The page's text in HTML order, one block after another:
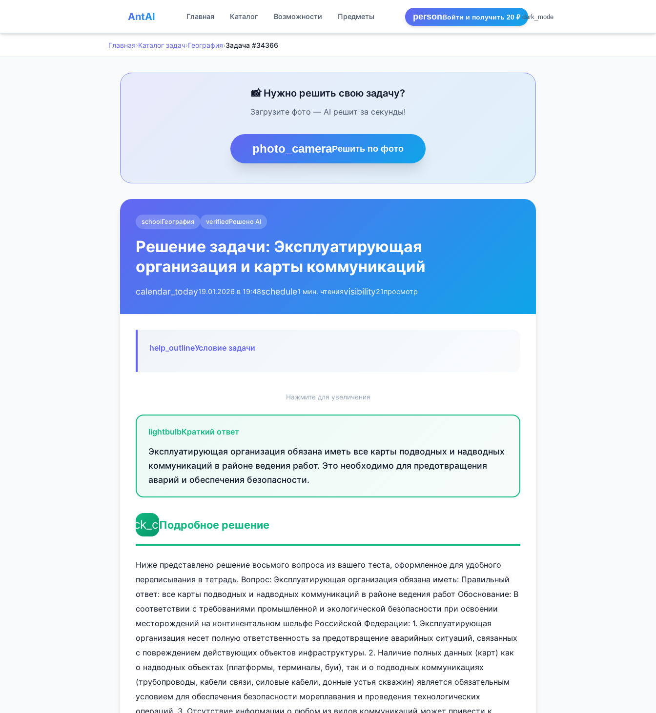
AntAI Главная Каталог Возможности Предметы personВойти и получить 20 ₽ dark_mode
Главная›Каталог задач›География›Задача #34366
📸 Нужно решить свою задачу?
Загрузите фото — AI решит за секунды!
photo_cameraРешить по фото
schoolГеография verifiedРешено AI
Решение задачи: Эксплуатирующая
организация и карты коммуникаций
calendar_today19.01.2026 в 19:48schedule1 мин. чтенияvisibility21просмотр
help_outlineУсловие задачи
Нажмите для увеличения
lightbulbКраткий ответ
Эксплуатирующая организация обязана иметь все карты подводных и надводных
коммуникаций в районе ведения работ. Это необходимо для предотвращения
аварий и обеспечения безопасности.
check_circleПодробное решение
Ниже представлено решение восьмого вопроса из вашего теста, оформленное для удобного
переписывания в тетрадь. Вопрос: Эксплуатирующая организация обязана иметь: Правильный
ответ: все карты подводных и надводных коммуникаций в районе ведения работ Обоснование: В
соответствии с требованиями промышленной и экологической безопасности при освоении
месторождений на континентальном шельфе Российской Федерации: 1. Эксплуатирующая
организация несет полную ответственность за предотвращение аварийных ситуаций, связанных
с повреждением действующих объектов инфраструктуры. 2. Наличие полных данных (карт) как
о надводных объектах (платформы, терминалы, буи), так и о подводных коммуникациях
(трубопроводы, кабели связи, силовые кабели, донные устья скважин) является обязательным
условием для обеспечения безопасности мореплавания и проведения технологических
операций. 3. Отсутствие информации о любом из видов коммуникаций может привести к